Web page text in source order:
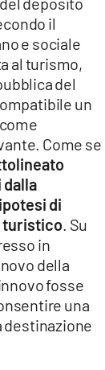
il
e sociale
al turismo,
del
un
Come se
di
turistico . Su
in
della
fosse
una
destinazione